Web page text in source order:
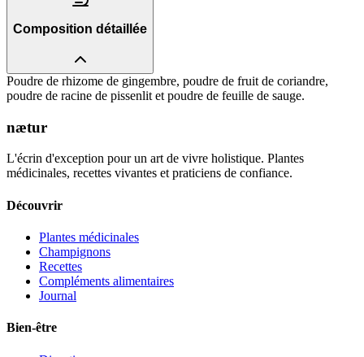
Composition détaillée
Poudre de rhizome de gingembre, poudre de fruit de coriandre,
poudre de racine de pissenlit et poudre de feuille de sauge.
nætur
L'écrin d'exception pour un art de vivre holistique. Plantes
médicinales, recettes vivantes et praticiens de confiance.
Découvrir
Plantes médicinales
Champignons
Recettes
Compléments alimentaires
Journal
Bien-être